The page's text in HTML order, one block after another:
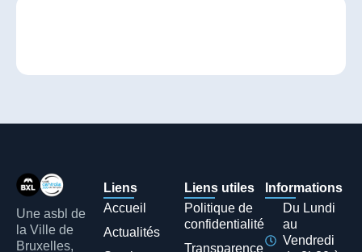
Une asbl de
la Ville de
Bruxelles,
Liens
Accueil
Actualités
Liens utiles
Politique de
confidentialité
Transparence
Informations
Du Lundi
au
Vendredi